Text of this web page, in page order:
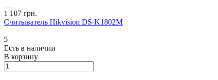
1 107 грн.
Считыватель Hikvision DS-K1802M
5
Есть в наличии
В корзину